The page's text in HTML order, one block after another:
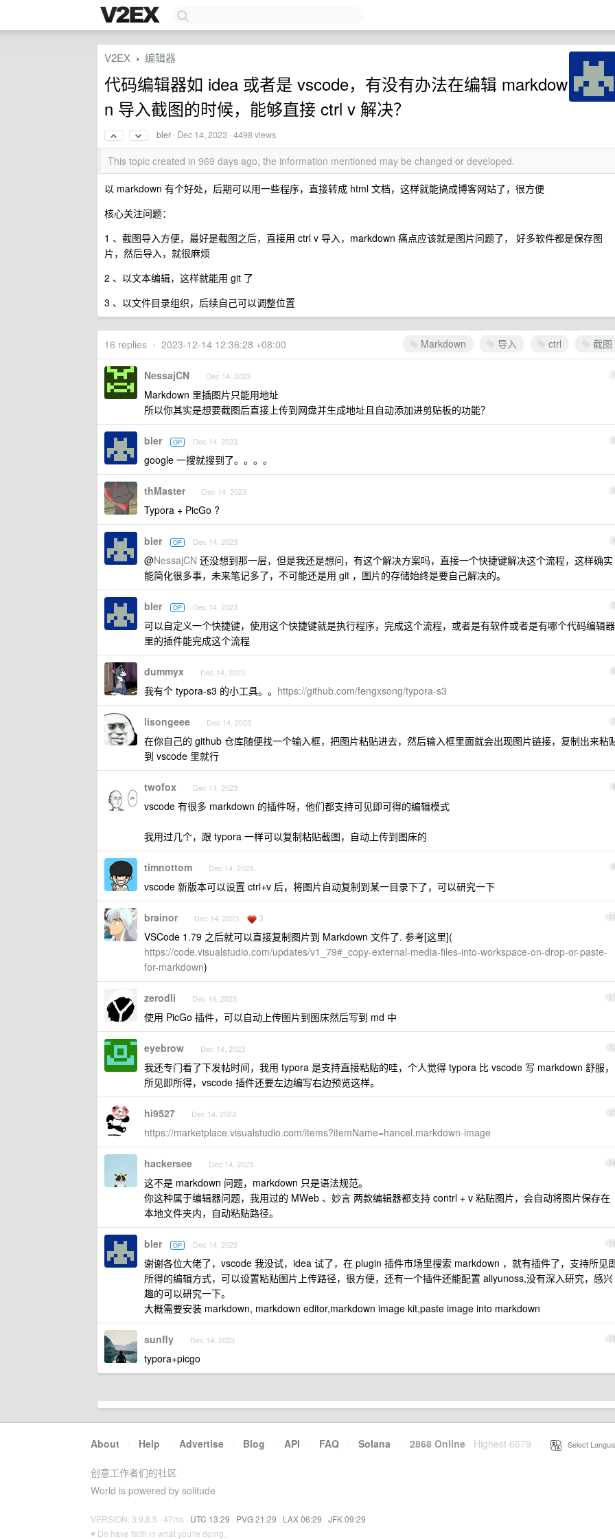
V2EX › 编辑器
代码编辑器如 idea 或者是 vscode，有没有办法在编辑 markdow
n 导入截图的时候，能够直接 ctrl v 解决？
bler · Dec 14, 2023 · 4498 views
This topic created in 969 days ago, the information mentioned may be changed or developed.
以 markdown 有个好处，后期可以用一些程序，直接转成 html 文档，这样就能搞成博客网站了，很方便
核心关注问题：
1 、截图导入方便，最好是截图之后，直接用 ctrl v 导入，markdown 痛点应该就是图片问题了， 好多软件都是保存图
片，然后导入，就很麻烦
2 、以文本编辑，这样就能用 git 了
3 、以文件目录组织，后续自己可以调整位置
Markdown 导入 ctrl 截图
16 replies • 2023-12-14 12:36:28 +08:00
1
NessajCN Dec 14, 2023
Markdown 里插图片只能用地址
所以你其实是想要截图后直接上传到网盘并生成地址且自动添加进剪贴板的功能？
2
bler OP Dec 14, 2023
google 一搜就搜到了。。。。
3
thMaster Dec 14, 2023
Typora + PicGo ?
4
bler OP Dec 14, 2023
@NessajCN 还没想到那一层，但是我还是想问，有这个解决方案吗，直接一个快捷键解决这个流程，这样确实
能简化很多事，未来笔记多了，不可能还是用 git ，图片的存储始终是要自己解决的。
5
bler OP Dec 14, 2023
可以自定义一个快捷键，使用这个快捷键就是执行程序，完成这个流程，或者是有软件或者是有哪个代码编辑器
里的插件能完成这个流程
6
dummyx Dec 14, 2023
我有个 typora-s3 的小工具。。 https://github.com/fengxsong/typora-s3
7
lisongeee Dec 14, 2023
在你自己的 github 仓库随便找一个输入框，把图片粘贴进去，然后输入框里面就会出现图片链接，复制出来粘
到 vscode 里就行
8
twofox Dec 14, 2023
vscode 有很多 markdown 的插件呀，他们都支持可见即可得的编辑模式
我用过几个，跟 typora 一样可以复制粘贴截图，自动上传到图床的
9
timnottom Dec 14, 2023
vscode 新版本可以设置 ctrl+v 后，将图片自动复制到某一目录下了，可以研究一下
10
brainor Dec 14, 2023 3
VSCode 1.79 之后就可以直接复制图片到 Markdown 文件了. 参考[这里](
https://code.visualstudio.com/updates/v1_79#_copy-external-media-files-into-workspace-on-drop-or-paste-
for-markdown)
11
zerodli Dec 14, 2023
使用 PicGo 插件，可以自动上传图片到图床然后写到 md 中
12
eyebrow Dec 14, 2023
我还专门看了下发帖时间，我用 typora 是支持直接粘贴的哇，个人觉得 typora 比 vscode 写 markdown 舒服，
所见即所得，vscode 插件还要左边编写右边预览这样。
13
hi9527 Dec 14, 2023
https://marketplace.visualstudio.com/items?itemName=hancel.markdown-image
14
hackersee Dec 14, 2023
这不是 markdown 问题，markdown 只是语法规范。
你这种属于编辑器问题，我用过的 MWeb 、妙言 两款编辑器都支持 contrl + v 粘贴图片，会自动将图片保存在
本地文件夹内，自动粘贴路径。
15
bler OP Dec 14, 2023
谢谢各位大佬了，vscode 我没试，idea 试了，在 plugin 插件市场里搜索 markdown ，就有插件了，支持所见
所得的编辑方式，可以设置粘贴图片上传路径，很方便，还有一个插件还能配置 aliyunoss,没有深入研究，感兴
趣的可以研究一下。
大概需要安装 markdown, markdown editor,markdown image kit,paste image into markdown
16
sunfly Dec 14, 2023
typora+picgo
About · Help · Advertise · Blog · API · FAQ · Solana · 2868 Online Highest 6679 Select
创意工作者们的社区
World is powered by solitude
VERSION: 3.9.8.5 · 47ms · UTC 13:29 · PVG 21:29 · LAX 06:29 · JFK 09:29
♥ Do have faith in what you're doing.